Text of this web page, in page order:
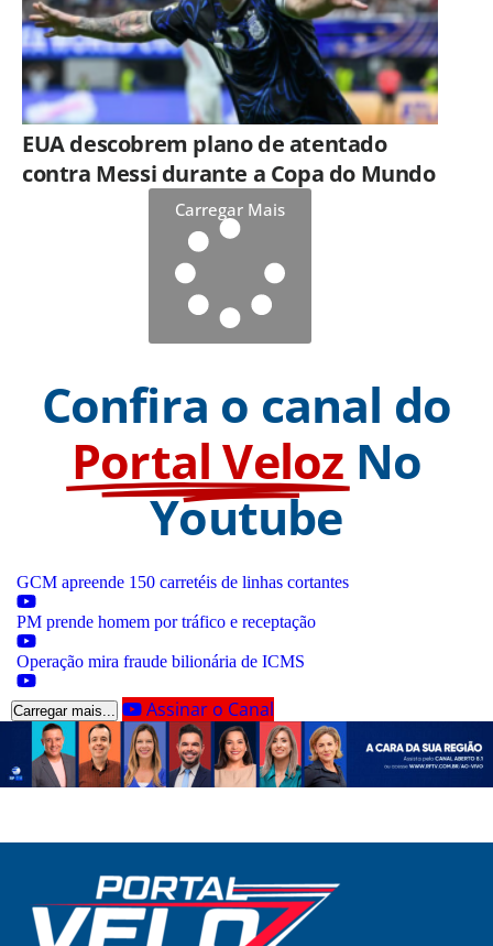
EUA descobrem plano de atentado
contra Messi durante a Copa do Mundo
Carregar Mais
Confira o canal do
Portal Veloz No
Youtube
GCM apreende 150 carretéis de linhas cortantes
PM prende homem por tráfico e receptação
Operação mira fraude bilionária de ICMS
Carregar mais... Assinar o Canal